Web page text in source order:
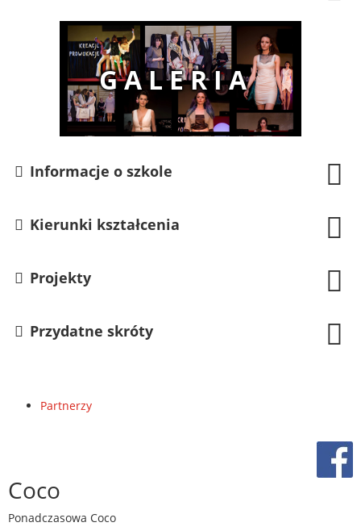
Informacje o szkole
Kierunki kształcenia
Projekty
Przydatne skróty
Partnerzy
Coco
Ponadczasowa Coco